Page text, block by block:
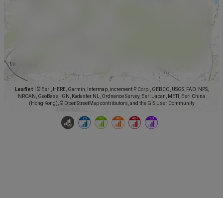
Leaflet
© Esri, HERE, Garmin, Intermap, increment P Corp., GEBCO, USGS, FAO, NPS,
NRCAN, GeoBase, IGN, Kadaster NL, Ordnance Survey, Esri Japan, METI, Esri China
(Hong Kong), © OpenStreetMap contributors, and the GIS User Community